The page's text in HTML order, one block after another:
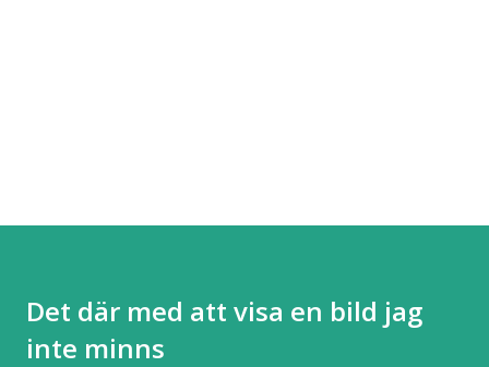
Det där med att visa en bild jag
inte minns